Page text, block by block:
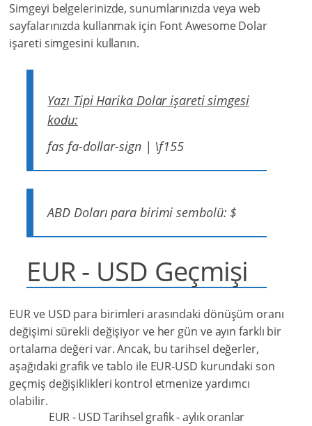
Simgeyi belgelerinizde, sunumlarınızda veya web
sayfalarınızda kullanmak için Font Awesome Dolar
işareti simgesini kullanın.
Yazı Tipi Harika Dolar işareti simgesi
kodu:
fas fa-dollar-sign | \f155
ABD Doları para birimi sembolü: $
EUR - USD Geçmişi
EUR ve USD para birimleri arasındaki dönüşüm oranı
değişimi sürekli değişiyor ve her gün ve ayın farklı bir
ortalama değeri var. Ancak, bu tarihsel değerler,
aşağıdaki grafik ve tablo ile EUR-USD kurundaki son
geçmiş değişiklikleri kontrol etmenize yardımcı
olabilir.
EUR - USD Tarihsel grafik - aylık oranlar